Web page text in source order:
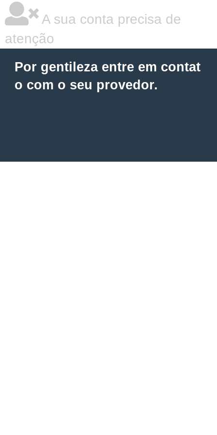
A sua conta precisa de
atenção
Por gentileza entre em contat
o com o seu provedor.